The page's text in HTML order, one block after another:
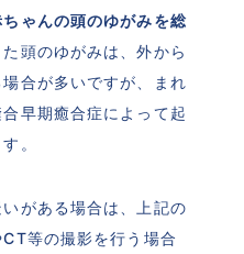
ゃんの頭のゆがみを総
た頭のゆがみは、外から
合が多いですが、まれ
早期癒合症によって起
。
がある場合は、上記の
等の撮影を行う場合